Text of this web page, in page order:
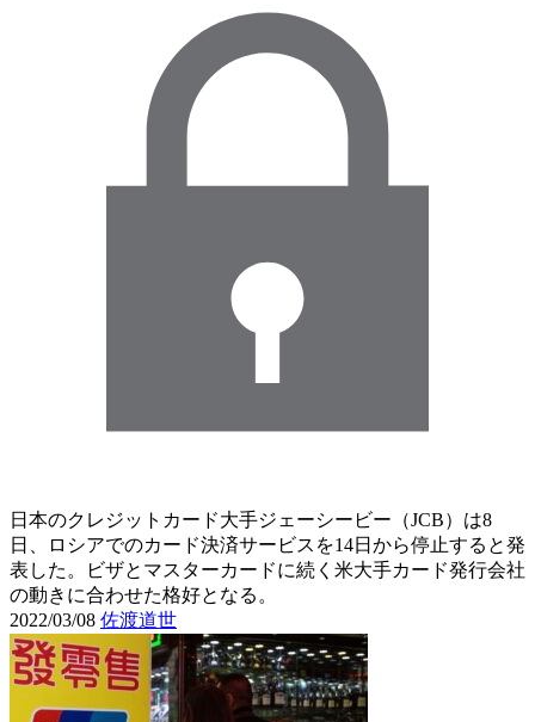
日本のクレジットカード大手ジェーシービー（JCB）は8
日、ロシアでのカード決済サービスを14日から停止すると発
表した。ビザとマスターカードに続く米大手カード発行会社
の動きに合わせた格好となる。
2022/03/08 佐渡道世